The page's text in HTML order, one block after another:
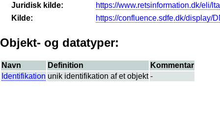
Juridisk kilde:
https://www.retsinformation.dk/eli/
Kilde:
https://confluence.sdfe.dk/display/
Objekt- og datatyper:
Navn Definition
Kommentar
Identifikation unik identifikation af et objekt -